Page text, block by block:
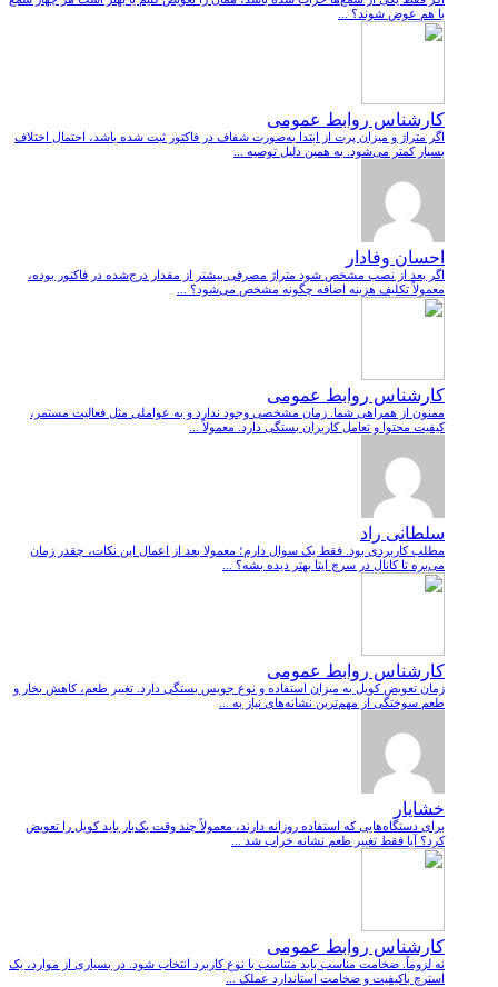
با هم عوض شوند؟ ...
کارشناس روابط عمومی
اگر متراژ و میزان پرت از ابتدا به‌صورت شفاف در فاکتور ثبت شده باشد، احتمال اختلاف
بسیار کمتر می‌شود. به همین دلیل توصیه ...
احسان وفادار
اگر بعد از نصب مشخص شود متراژ مصرفی بیشتر از مقدار درج‌شده در فاکتور بوده،
معمولاً تکلیف هزینه اضافه چگونه مشخص می‌شود؟ ...
کارشناس روابط عمومی
ممنون از همراهی شما. زمان مشخصی وجود ندارد و به عواملی مثل فعالیت مستمر،
کیفیت محتوا و تعامل کاربران بستگی دارد. معمولاً ...
سلطانی راد
مطلب کاربردی بود. فقط یک سوال دارم؛ معمولا بعد از اعمال این نکات، چقدر زمان
می‌بره تا کانال در سرچ ایتا بهتر دیده بشه؟ ...
کارشناس روابط عمومی
زمان تعویض کویل به میزان استفاده و نوع جویس بستگی دارد. تغییر طعم، کاهش بخار و
طعم سوختگی از مهم‌ترین نشانه‌های نیاز به ...
خشایار
برای دستگاه‌هایی که استفاده روزانه دارند، معمولاً چند وقت یک‌بار باید کویل را تعویض
کرد؟ آیا فقط تغییر طعم نشانه خراب شد ...
کارشناس روابط عمومی
نه لزوماً. ضخامت مناسب باید متناسب با نوع کاربرد انتخاب شود. در بسیاری از موارد، یک
استرچ باکیفیت و ضخامت استاندارد عملک ...